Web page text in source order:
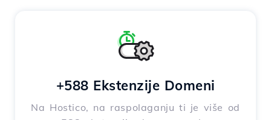
+588 Ekstenzije Domeni
Na Hostico, na raspolaganju ti je više od